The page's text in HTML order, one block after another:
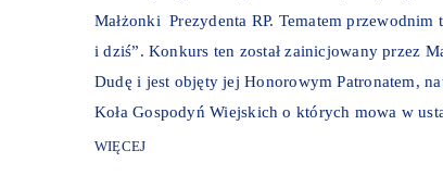
Małżonki Prezydenta RP. Tematem
i dziś”. Konkurs ten został zainicjowany przez
Dudę i jest objęty jej Honorowym Patronatem,
Koła Gospodyń Wiejskich o których mowa w
WIĘCEJ